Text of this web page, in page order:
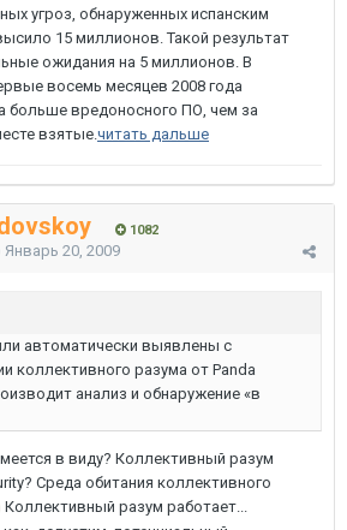
угроз, обнаруженных испанским
15 миллионов. Такой результат
ожидания на 5 миллионов. В
восемь месяцев 2008 года
больше вредоносного ПО, чем за
взятые.читать дальше
1082
Январь 20, 2009
автоматически выявлены с
коллективного разума от Panda
анализ и обнаружение «в
в виду? Коллективный разум
Среда обитания коллективного
Коллективный разум работает...